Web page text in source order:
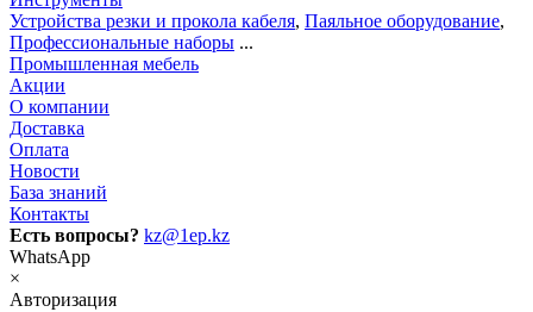
Устройства резки и прокола кабеля, Паяльное оборудование,
Профессиональные наборы ...
Промышленная мебель
Акции
О компании
Доставка
Оплата
Новости
База знаний
Контакты
Есть вопросы? kz@1ep.kz
WhatsApp
×
Авторизация